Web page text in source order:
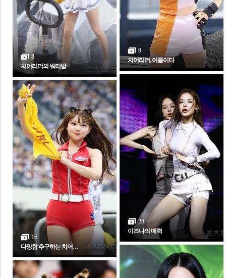
로그 즐겨찾기
많이 본 뉴스 최신 뉴스 연예
포토갤러리
8
치어리더의 워터밤
16
다양함 추구하는 치어…
9
치어리더, 여름이다
28
이즈나의 매력